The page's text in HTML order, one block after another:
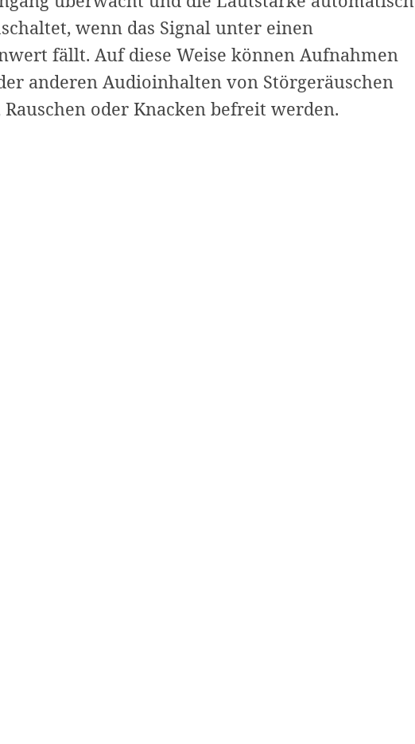
wenn das Signal unter einen
fällt. Auf diese Weise können Aufnahmen
anderen Audioinhalten von Störgeräuschen
oder Knacken befreit werden.Die